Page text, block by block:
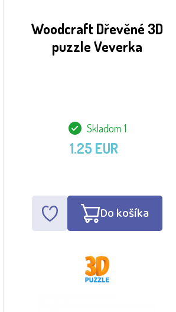
Woodcraft Dřevěné 3D
puzzle Veverka
Skladom 1
1.25 EUR
Do košíka